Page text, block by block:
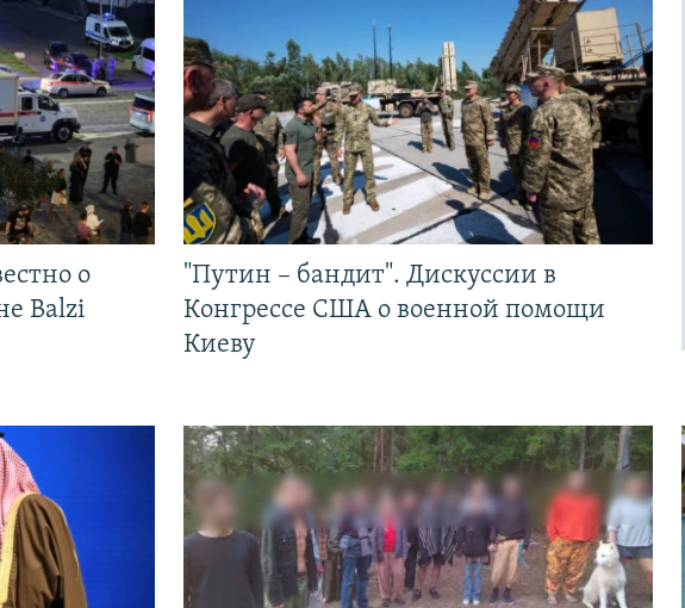
о
Balzi
"Путин – бандит". Дискуссии в
Конгрессе США о военной помощи
Киеву